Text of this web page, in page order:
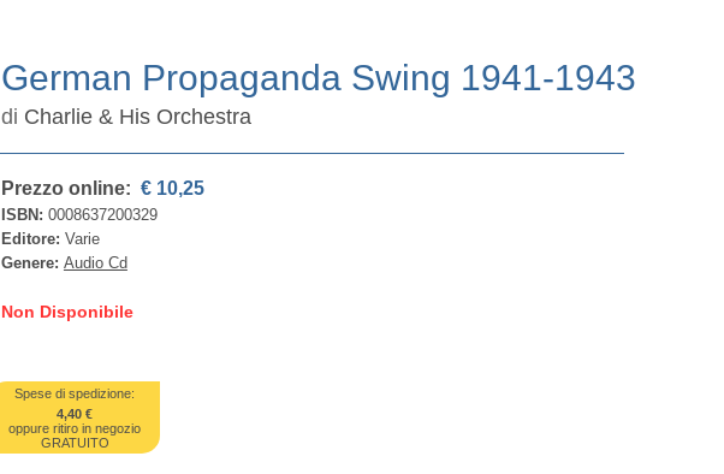
German Propaganda Swing 1941-1943
di Charlie & His Orchestra
Prezzo online: € 10,25
ISBN: 0008637200329
Editore: Varie
Genere: Audio Cd
Non Disponibile
Spese di spedizione:
4,40 €
oppure ritiro in negozio
GRATUITO